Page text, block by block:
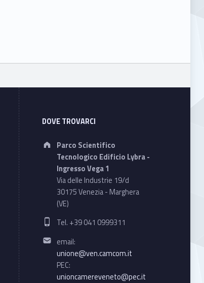
DOVE TROVARCI
Address:
Parco Scientifico
Tecnologico Edificio Lybra -
Ingresso Vega 1
Via delle Industrie 19/d
30175 Venezia - Marghera
(VE)
Phone number:
Tel. +39 041 0999311
Email address:
email:
unione@ven.camcom.it
PEC:
unioncamereveneto@pec.it